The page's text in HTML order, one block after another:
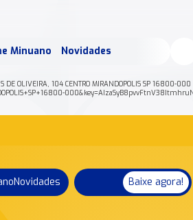
Minuano Novidades
OLIVEIRA, 104 CENTRO MIRANDOPOLIS SP 16800-
Novidades Baixe agora!